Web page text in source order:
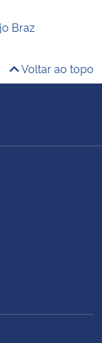
Braz
Voltar ao topo